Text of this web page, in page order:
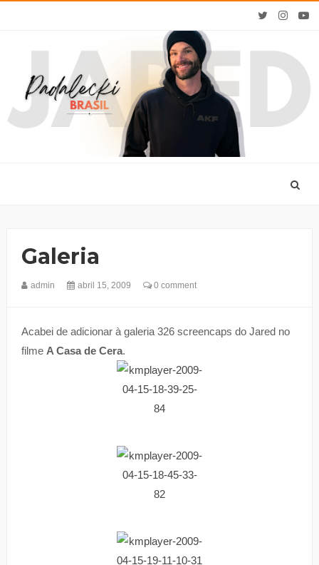
Galeria
admin abril 15, 2009 0 comment
Acabei de adicionar à galeria 326 screencaps do Jared no
filme A Casa de Cera.